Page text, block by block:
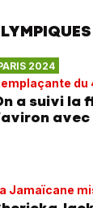
2024
du
a suivi la
Jamaïcane